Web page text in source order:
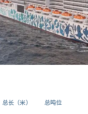
总长（米） 总吨位